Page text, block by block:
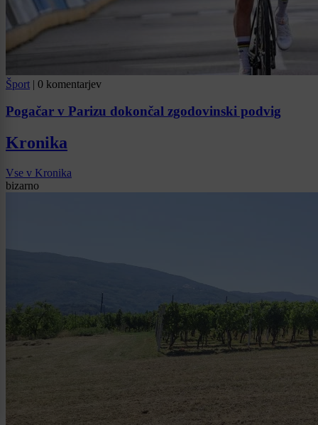
Šport | 0 komentarjev
Pogačar v Parizu dokončal zgodovinski podvig
Kronika
Vse v Kronika
bizarno